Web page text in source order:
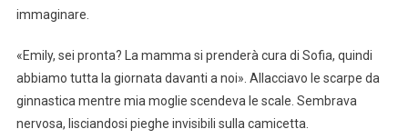
immaginare.
«Emily, sei pronta? La mamma si prenderà cura di Sofia, quindi
abbiamo tutta la giornata davanti a noi». Allacciavo le scarpe da
ginnastica mentre mia moglie scendeva le scale. Sembrava
nervosa, lisciandosi pieghe invisibili sulla camicetta.